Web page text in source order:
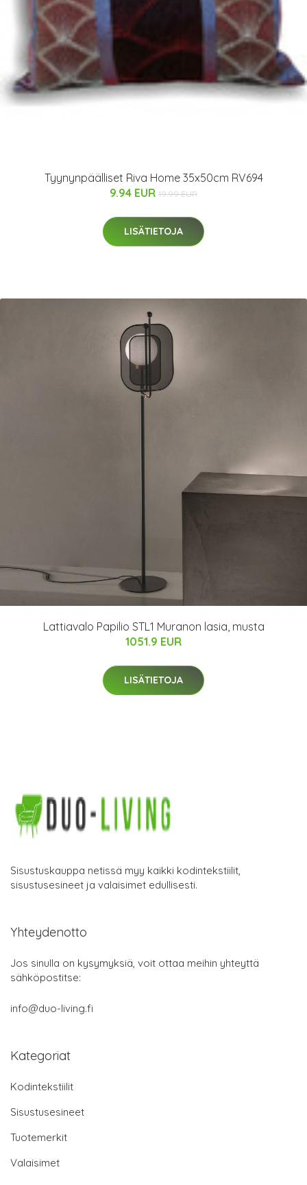
Tyynynpäälliset Riva Home 35x50cm RV694
9.94 EUR 19.99 EUR
LISÄTIETOJA
Lattiavalo Papilio STL1 Muranon lasia, musta
1051.9 EUR
LISÄTIETOJA
Sisustuskauppa netissä myy kaikki kodintekstiilit,
sisustusesineet ja valaisimet edullisesti.
Yhteydenotto
Jos sinulla on kysymyksiä, voit ottaa meihin yhteyttä
sähköpostitse:
info@duo-living.fi
Kategoriat
Kodintekstiilit
Sisustusesineet
Tuotemerkit
Valaisimet